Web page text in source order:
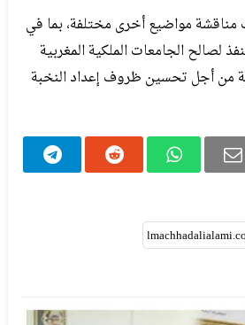
مواضيع أخرى مختلفة، بما في
لصالح الجامعات الملكية المغربية
من أجل تحسين ظروف إعداد النخبة